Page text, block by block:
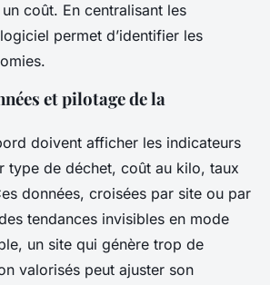
coût. En centralisant les
permet d’identifier les
et pilotage de la
doivent afficher les indicateurs
type de déchet, coût au kilo, taux
données, croisées par site ou par
tendances invisibles en mode
un site qui génère trop de
valorisés peut ajuster son